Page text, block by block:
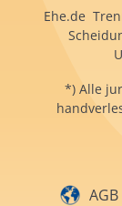
Ehe.de
*) Alle
AGB